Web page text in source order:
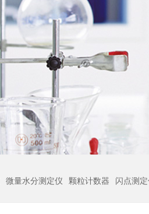
微量水分测定仪 颗粒计数器 闪点测